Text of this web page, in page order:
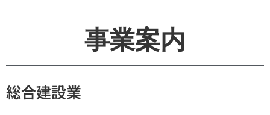
事業案内
総合建設業